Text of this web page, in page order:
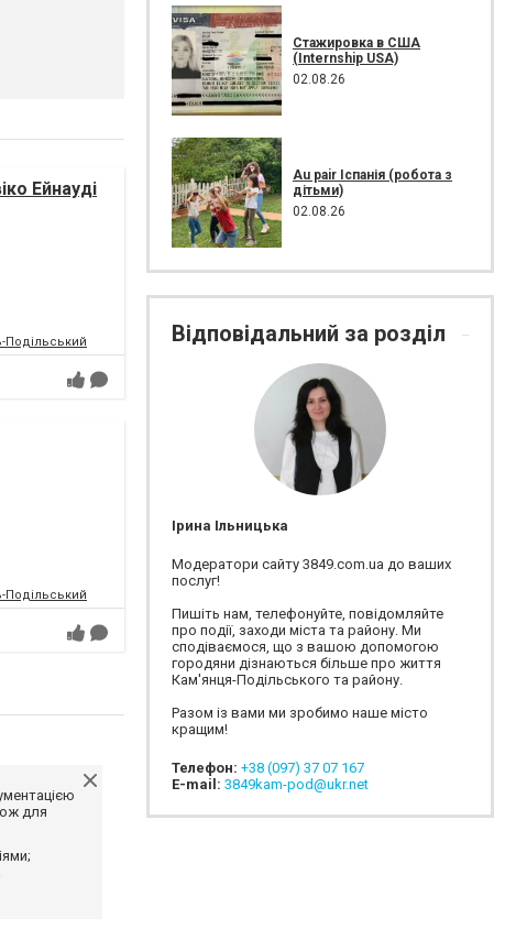
Ейнауді
Подільський
Подільський
для
Стажировка в США
(Internship USA)
02.08.26
Au pair Іспанія (робота з
дітьми)
02.08.26
Відповідальний за розділ
Ірина Ільницька
Модератори сайту 3849.com.ua до ваших
послуг!
Пишіть нам, телефонуйте, повідомляйте
про події, заходи міста та району. Ми
сподіваємося, що з вашою допомогою
городяни дізнаються більше про життя
Кам'янця-Подільського та району.
Разом із вами ми зробимо наше місто
кращим!
Телефон: +38 (097) 37 07 167
E-mail: 3849kam-pod@ukr.net